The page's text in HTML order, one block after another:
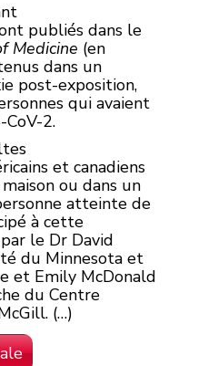
publiés dans le
Medicine (en
dans un
post-exposition,
qui avaient
CoV-2.
et canadiens
ou dans un
atteinte de
à cette
le Dr David
du Minnesota et
et Emily McDonald
du Centre
(…)